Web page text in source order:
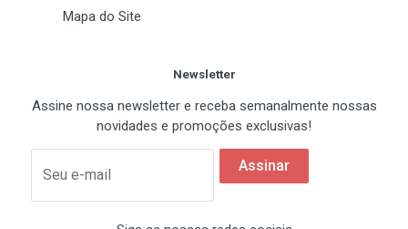
Mapa do Site
Newsletter
Assine nossa newsletter e receba semanalmente nossas
novidades e promoções exclusivas!
Seu e-mail
Assinar